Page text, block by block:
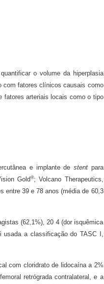
o volume da hiperplasia
com fatores clínicos causais como
fatores arteriais locais como o tipo
e implante de stent para
Gold®; Volcano Therapeutics,
entre 39 e 78 anos (média de 60,3
(62,1%), 20 4 (dor isquêmica
a classificação do TASC I,
com cloridrato de lidocaína a 2%
retrógrada contralateral, e a